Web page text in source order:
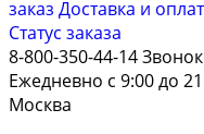
заказ Доставка и
Cтатус заказа
8-800-350-44-14
Ежедневно с 9:00 до
Москва